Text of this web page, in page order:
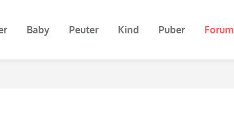
Baby Peuter Kind Puber Forum